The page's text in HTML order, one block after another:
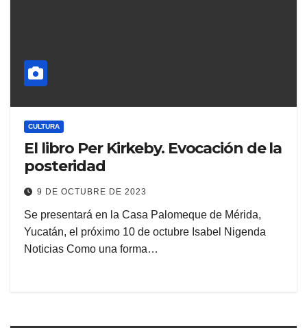
CULTURA
El libro Per Kirkeby. Evocación de la
posteridad
9 DE OCTUBRE DE 2023
Se presentará en la Casa Palomeque de Mérida,
Yucatán, el próximo 10 de octubre Isabel Nigenda
Noticias Como una forma…